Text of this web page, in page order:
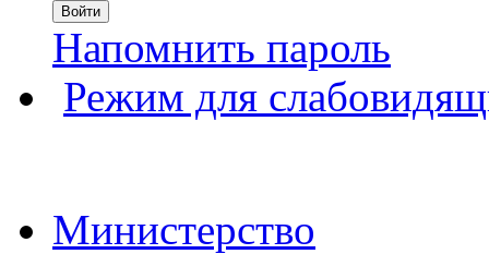
Войти
Напомнить пароль
Режим для
Министерство